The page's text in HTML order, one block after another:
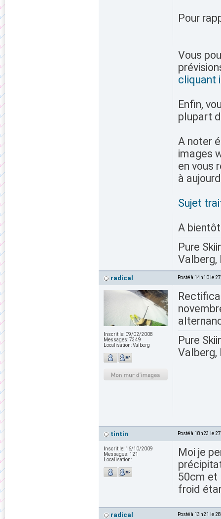
Pour
Vous
cliquant
Enfin,
plupart
A noter
images
en vous
à
Sujet
A
Pure
Valberg,
radical Posté à 14h10 le
Inscrit le: 09/02/2008
Messages:7349
Localisation:Valberg
Pure
Valberg,
tintin Posté à 18h23 le
Inscrit le: 16/10/2009
Messages: 121
Localisation:
Moi je
50cm et
froid
radical Posté à 13h21 le